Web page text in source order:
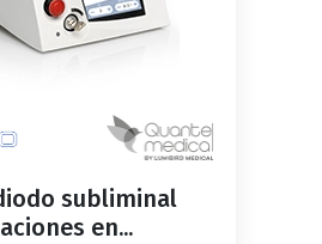
subliminal
en...